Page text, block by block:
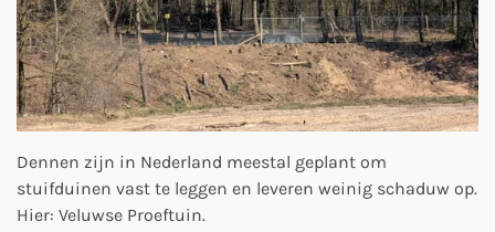
Dennen zijn in Nederland meestal geplant om
stuifduinen vast te leggen en leveren weinig schaduw op.
Hier: Veluwse Proeftuin.